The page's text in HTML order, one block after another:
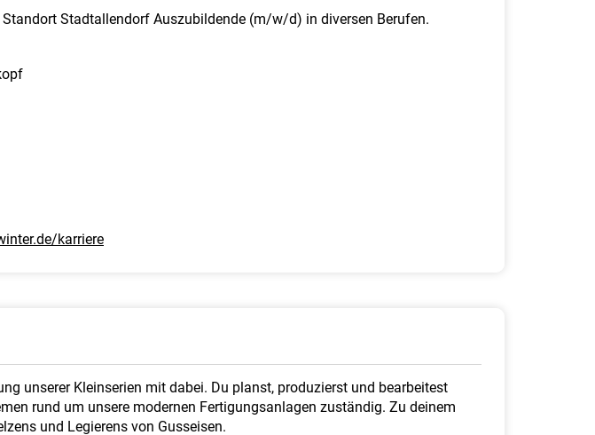
Stadtallendorf Auszubildende (m/w/d) in diversen Berufen.
karriere
unserer Kleinserien mit dabei. Du planst, produzierst und bearbeitest
rund um unsere modernen Fertigungsanlagen zuständig. Zu deinem
und Legierens von Gusseisen.​